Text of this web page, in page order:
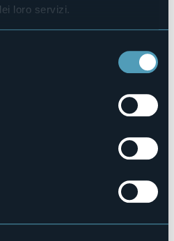
loro servizi.Boismortier, Rameau,
APS
WPACSL1/